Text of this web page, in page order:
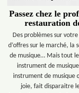
Passez chez le
restauration
Des problèmes sur
d’offres sur le marché, la
de musique… Mais tout
instrument de
instrument de musique
joie, fait disparaitre